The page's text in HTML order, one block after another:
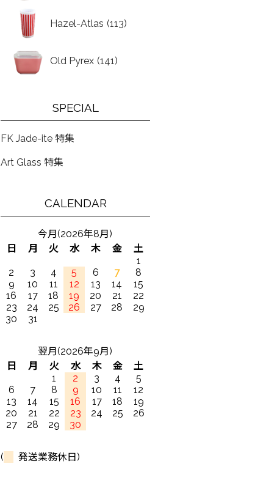
Hazel-Atlas (113)
Old Pyrex (141)
SPECIAL
FK Jade-ite 特集
Art Glass 特集
CALENDAR
今月(2026年8月)
日
月 火 水 木 金
土
1
2
3 4 5 6 7
8
9
10 11 12 13 14
15
16
17 18 19 20 21
22
23
24 25 26 27 28
29
30
31
翌月(2026年9月)
日
月 火 水 木 金
土
1
2 3 4
5
6
7 8 9 10 11
12
13
14 15 16 17 18
19
20
21 22 23 24 25
26
27
28 29 30
( 発送業務休日)